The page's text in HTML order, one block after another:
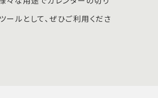
ルとして、ぜひご利用くださ